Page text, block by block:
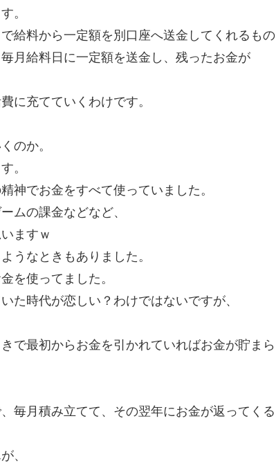
。
給料から一定額を別口座へ送金してくれるもの
月給料日に一定額を送金し、残ったお金が
に充てていくわけです。
のか。
。
神でお金をすべて使っていました。
ムの課金などなど、
ますｗ
うなときもありました。
を使ってました。
た時代が恋しい？わけではないですが、
で最初からお金を引かれていればお金が貯まら
毎月積み立てて、その翌年にお金が返ってくる
、